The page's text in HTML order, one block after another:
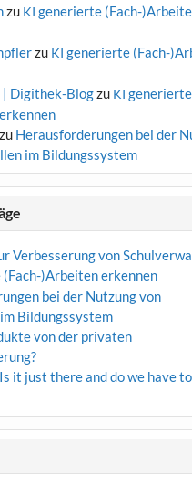
zu KI generierte (Fach-
zu KI generierte (Fach-
Digithek-Blogzu KI generierte
Herausforderungen bei der
im Bildungssystem
Verbesserung von
)Arbeiten erkennen
bei der Nutzung von
Bildungssystem
von der privaten
it just there and do we have